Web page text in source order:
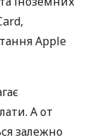
Apple
А от
залежно